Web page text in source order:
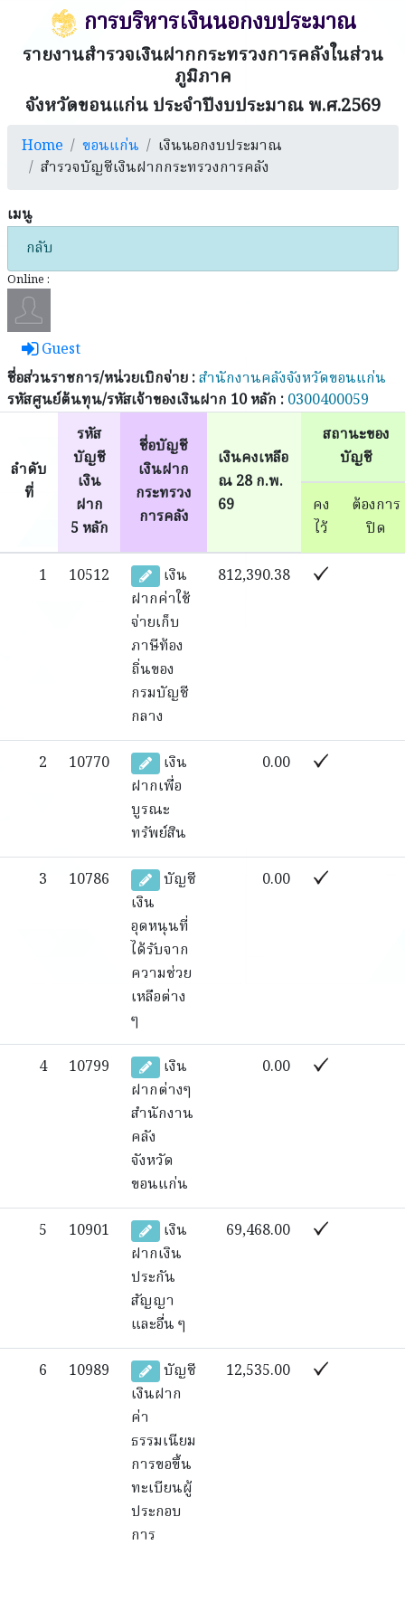
การบริหารเงินนอกงบประมาณ
รายงานสำรวจเงินฝากกระทรวงการคลังในส่วน
ภูมิภาค
จังหวัดขอนแก่น ประจำปีงบประมาณ พ.ศ.2569
Home ขอนแก่น
เงินนอกงบประมาณ
สำรวจบัญชีเงินฝากกระทรวงการคลัง
เมนู
กลับ
Online :
Guest
ชื่อส่วนราชการ/หน่วยเบิกจ่าย :สำนักงานคลังจังหวัดขอนแก่น
รหัสศูนย์ต้นทุน/รหัสเจ้าของเงินฝาก 10 หลัก :0300400059
ลำดับ
ที่
รหัส
บัญชี
เงิน
ฝาก
5 หลัก
ชื่อบัญชี
เงินฝาก
กระทรวง
การคลัง
เงินคงเหลือ
ณ 28 ก.พ.
69
สถานะของ
บัญชี
คง
ไว้
ต้องการ
ปิด
1
10512
เงิน
ฝากค่าใช้
จ่ายเก็บ
ภาษีท้อง
ถิ่นของ
กรมบัญชี
กลาง
812,390.38
2 10770
เงิน
ฝากเพื่อ
บูรณะ
ทรัพย์สิน
0.00
3 10786
บัญชี
เงิน
อุดหนุนที่
ได้รับจาก
ความช่วย
เหลือต่าง
ๆ
0.00
4 10799
เงิน
ฝากต่างๆ
สำนักงาน
คลัง
จังหวัด
ขอนแก่น
0.00
5 10901
เงิน
ฝากเงิน
ประกัน
สัญญา
และอื่น ๆ
69,468.00
6 10989
บัญชี
เงินฝาก
ค่า
ธรรมเนียม
การขอขึ้น
ทะเบียนผู้
ประกอบ
การ
12,535.00